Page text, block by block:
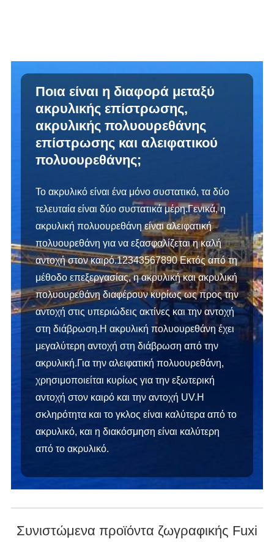
Ποια είναι η διαφορά μεταξύ
ακρυλικής επίστρωσης,
ακρυλικής πολυουρεθάνης
επίστρωσης και αλειφατικού
πολυουρεθάνης;
Το ακρυλικό είναι ένα μόνο συστατικό, τα δύο
τελευταία είναι δύο συστατικά μέρη.Γενικά, η
ακρυλική πολυουρεθάνη είναι αλειφατική
πολυουρεθάνη για να εξασφαλίζεται η καλή
αντοχή στον καιρό.12343567890 Εκτός από τη
μέθοδο επεξεργασίας, η ακρυλική και ακρυλική
πολυουρεθάνη διαφέρουν κυρίως ως προς την
αντοχή στις υπεριώδεις ακτίνες και την αντοχή
στη διάβρωση.Η ακρυλική πολυουρεθάνη έχει
μεγαλύτερη αντοχή στη διάβρωση από την
ακρυλική.Για την αλειφατική πολυουρεθάνη,
χρησιμοποιείται κυρίως για την εξωτερική
αντοχή στον καιρό και την αντοχή UV.Η
σκληρότητα και το γκλος είναι καλύτερα από το
ακρυλικό, και η διακόσμηση είναι καλύτερη
από το ακρυλικό.
Συνιστώμενα προϊόντα ζωγραφικής Fuxi